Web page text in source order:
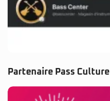
Partenaire Pass Culture